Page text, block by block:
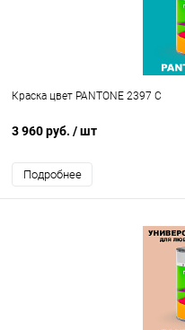
Краска цвет PANTONE 2397 C
3 960 руб. / шт
Подробнее